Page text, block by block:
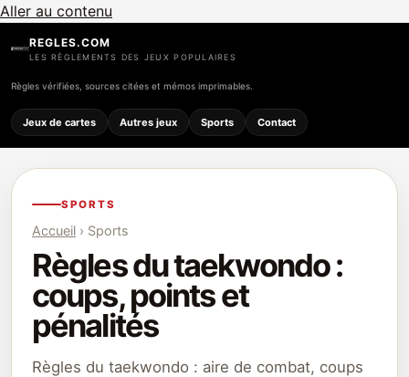
Aller au contenu
REGLES.COM
LES RÈGLEMENTS DES JEUX POPULAIRES
Règles vérifiées, sources citées et mémos imprimables.
Jeux de cartes Autres jeux Sports Contact
SPORTS
Accueil › Sports
Règles du taekwondo :
coups, points et
pénalités
Règles du taekwondo : aire de combat, coups